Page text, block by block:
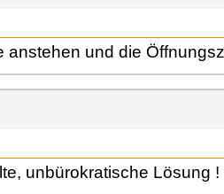
anstehen und die
unbürokratische Lösung